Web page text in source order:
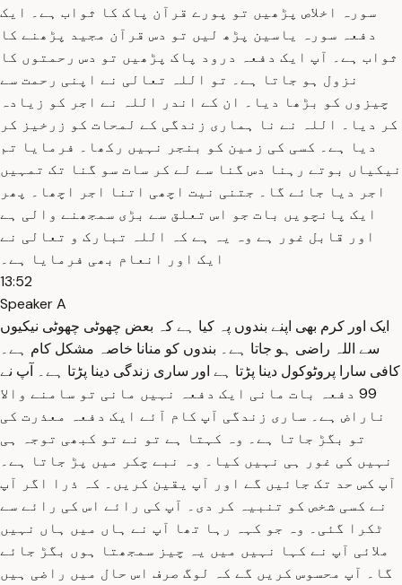
سورہ اخلاص پڑھیں تو پورے قرآن پاک کا ثواب ہے۔ ایک
دفعہ سورہ یاسین پڑھ لیں تو دس قرآن مجید پڑھنے کا
ثواب ہے۔ آپ ایک دفعہ درود پاک پڑھیں تو دس رحمتوں کا
نزول ہو جاتا ہے۔ تو اللہ تعالی نے اپنی رحمت سے
چیزوں کو بڑھا دیا۔ ان کے اندر اللہ نے اجر کو زیادہ
کر دیا۔ اللہ نے نا ہماری زندگی کے لمحات کو زرخیز کر
دیا ہے۔ کسی کی زمین کو بنجر نہیں رکھا۔ فرمایا تم
نیکیاں بوتے رہنا دس گنا سے لے کر سات سو گنا تک تمہیں
اجر دیا جائے گا۔ جتنی نیت اچھی اتنا اجر اچھا۔ پھر
ایک پانچویں بات جو اس تعلق سے بڑی سمجھنے والی ہے
اور قابل غور ہے وہ یہ ہے کہ اللہ تبارک و تعالی نے
ایک اور انعام بھی فرمایا ہے۔
13:52
Speaker A
ایک اور کرم بھی اپنے بندوں پہ کیا ہے کہ بعض چھوٹی چھوٹی نیکیوں
سے اللہ راضی ہو جاتا ہے۔ بندوں کو منانا خاصہ مشکل کام ہے۔
کافی سارا پروٹوکول دینا پڑتا ہے اور ساری زندگی دینا پڑتا ہے۔ آپ نے
99 دفعہ بات مانی ایک دفعہ نہیں مانی تو سامنے والا
ناراض ہے۔ ساری زندگی آپ کام آئے ایک دفعہ معذرت کی
تو بگڑ جاتا ہے۔ وہ کہتا ہے تو نے تو کبھی توجہ ہی
نہیں کی غور ہی نہیں کیا۔ وہ نبے چکر میں پڑ جاتا ہے۔
آپ کس حد تک جائیں گے اور آپ یقین کریں۔ کہ ذرا اگر آپ
نے کسی شخص کو تنبیہ کر دی۔ آپ کی رائے اس کی رائے سے
ٹکرا گئی۔ وہ جو کہہ رہا تھا آپ نے ہاں میں ہاں نہیں
ملائی آپ نے کہا نہیں میں یہ چیز سمجھتا ہوں بگڑ جائے
گا۔ آپ محسوس کریں گے کہ لوگ صرف اس حال میں راضی ہیں